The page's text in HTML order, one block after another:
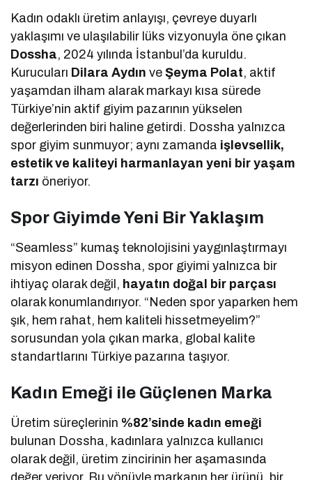
Kadın odaklı üretim anlayışı, çevreye duyarlı
yaklaşımı ve ulaşılabilir lüks vizyonuyla öne çıkan
Dossha, 2024 yılında İstanbul’da kuruldu.
Kurucuları Dilara Aydın veŞeyma Polat, aktif
yaşamdan ilham alarak markayı kısa sürede
Türkiye’nin aktif giyim pazarının yükselen
değerlerinden biri haline getirdi. Dossha yalnızca
spor giyim sunmuyor; aynı zamanda işlevsellik,
estetik ve kaliteyi harmanlayan yeni bir yaşam
tarzı öneriyor.
Spor Giyimde Yeni Bir Yaklaşım
“Seamless” kumaş teknolojisini yaygınlaştırmayı
misyon edinen Dossha, spor giyimi yalnızca bir
ihtiyaç olarak değil, hayatın doğal bir parçası
olarak konumlandırıyor. “Neden spor yaparken hem
şık, hem rahat, hem kaliteli hissetmeyelim?”
sorusundan yola çıkan marka, global kalite
standartlarını Türkiye pazarına taşıyor.
Kadın Emeği ile Güçlenen Marka
Üretim süreçlerinin %82’sinde kadın emeği
bulunan Dossha, kadınlara yalnızca kullanıcı
olarak değil, üretim zincirinin her aşamasında
değer veriyor. Bu yönüyle markanın her ürünü, bir